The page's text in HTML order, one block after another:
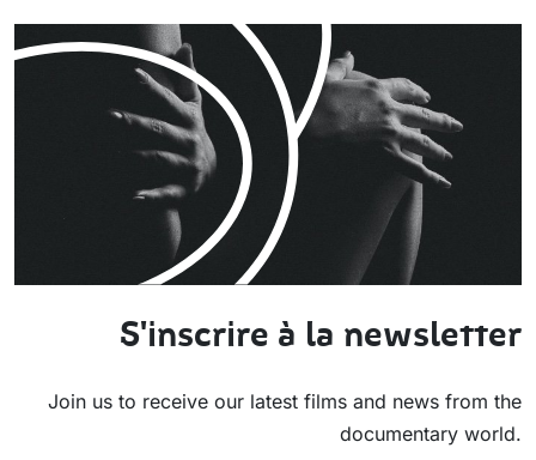
S'inscrire à la newsletter
Join us to receive our latest films and news from the
documentary world.